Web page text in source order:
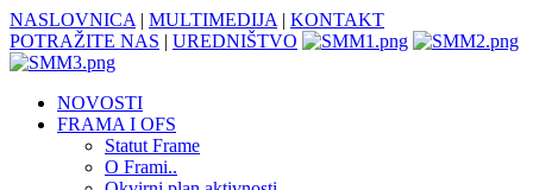
NASLOVNICA | MULTIMEDIJA | KONTAKT
POTRAŽITE NAS | UREDNIŠTVO
NOVOSTI
FRAMA I OFS
Statut Frame
O Frami..